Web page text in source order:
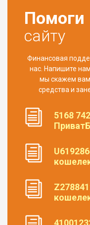
Помоги
сайту
Финансовая
нас. Напишите
мы скажем
средства и
5168